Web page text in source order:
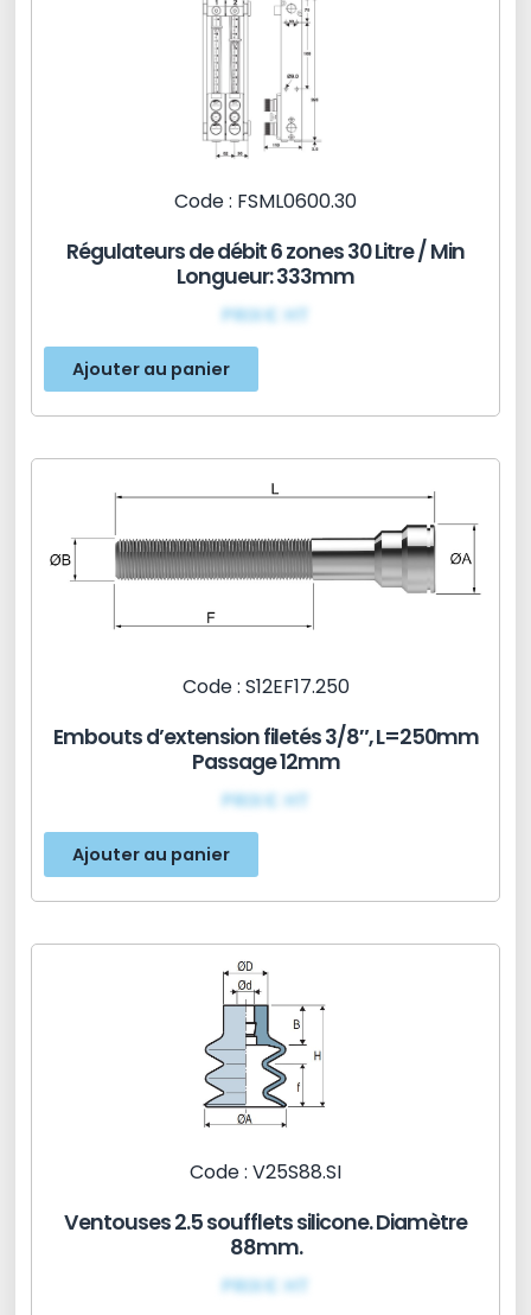
Code : FSML0600.30
Régulateurs de débit 6 zones 30 Litre / Min
Longueur: 333mm
PRIX€ HT
Ajouter au panier
Code : S12EF17.250
Embouts d’extension filetés 3/8″, L=250mm
Passage 12mm
PRIX€ HT
Ajouter au panier
Code : V25S88.SI
Ventouses 2.5 soufflets silicone. Diamètre
88mm.
PRIX€ HT